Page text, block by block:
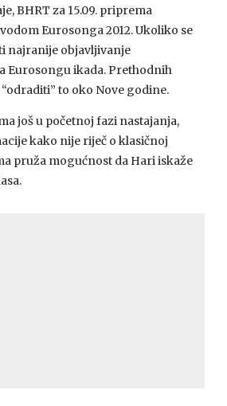
BHRT za 15.09. priprema
Eurosonga 2012. Ukoliko se
najranije objavljivanje
Eurosongu ikada. Prethodnih
to oko Nove godine.
još u početnoj fazi nastajanja,
kako nije riječ o klasičnoj
pruža mogućnost da Hari iskaže